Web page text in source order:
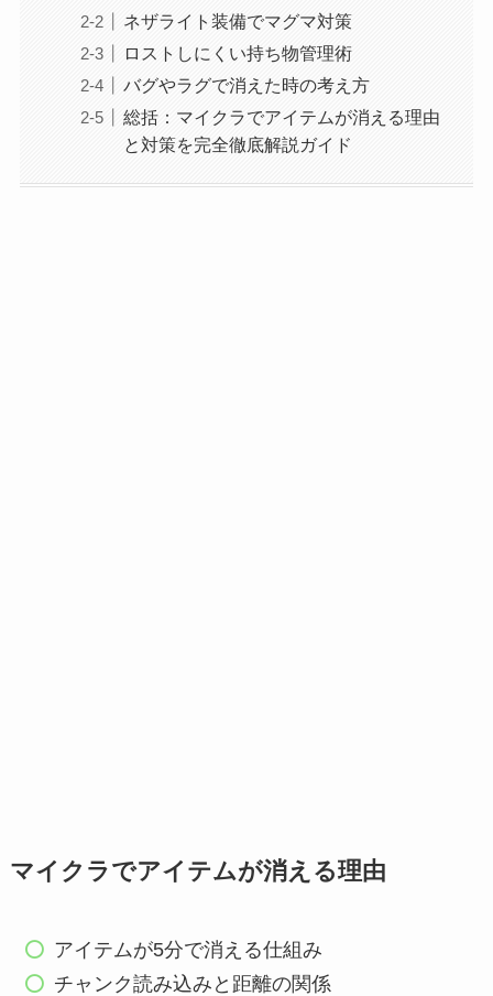
ネザライト装備でマグマ対策
ロストしにくい持ち物管理術
バグやラグで消えた時の考え方
総括：マイクラでアイテムが消える理由
と対策を完全徹底解説ガイド
マイクラでアイテムが消える理由
アイテムが5分で消える仕組み
チャンク読み込みと距離の関係